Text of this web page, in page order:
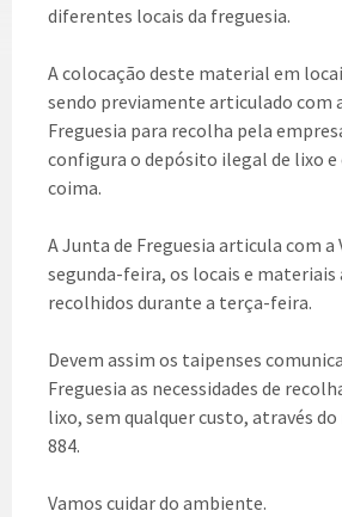
diferentes locais da freguesia.
A colocação deste material em
sendo previamente articulado com
Freguesia para recolha pela
configura o depósito ilegal de lixo e
coima.
A Junta de Freguesia articula com a
segunda-feira, os locais e materiais
recolhidos durante a terça-feira.
Devem assim os taipenses
Freguesia as necessidades de
lixo, sem qualquer custo, através do
884.
Vamos cuidar do ambiente.